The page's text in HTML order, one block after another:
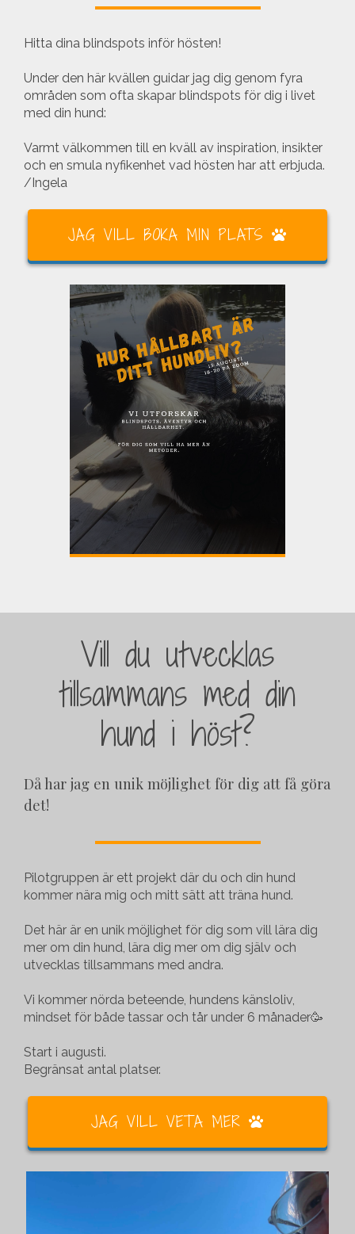
Hitta dina blindspots inför hösten!
Under den här kvällen guidar jag dig genom fyra
områden som ofta skapar blindspots för dig i livet
med din hund:
Varmt välkommen till en kväll av inspiration, insikter
och en smula nyfikenhet vad hösten har att erbjuda.
/Ingela
JAG VILL BOKA MIN PLATS
Vill du utvecklas
tillsammans med din
hund i höst?
Då har jag en unik möjlighet för dig att få göra
det!
Pilotgruppen är ett projekt där du och din hund
kommer nära mig och mitt sätt att träna hund.
Det här är en unik möjlighet för dig som vill lära dig
mer om din hund, lära dig mer om dig själv och
utvecklas tillsammans med andra.
Vi kommer nörda beteende, hundens känsloliv,
mindset för både tassar och tår under 6 månader🥳
Start i augusti.
Begränsat antal platser.
JAG VILL VETA MER